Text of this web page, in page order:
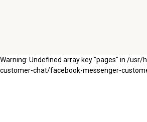
Warning: Undefined array key "pages" in /
customer-chat/facebook-messenger-